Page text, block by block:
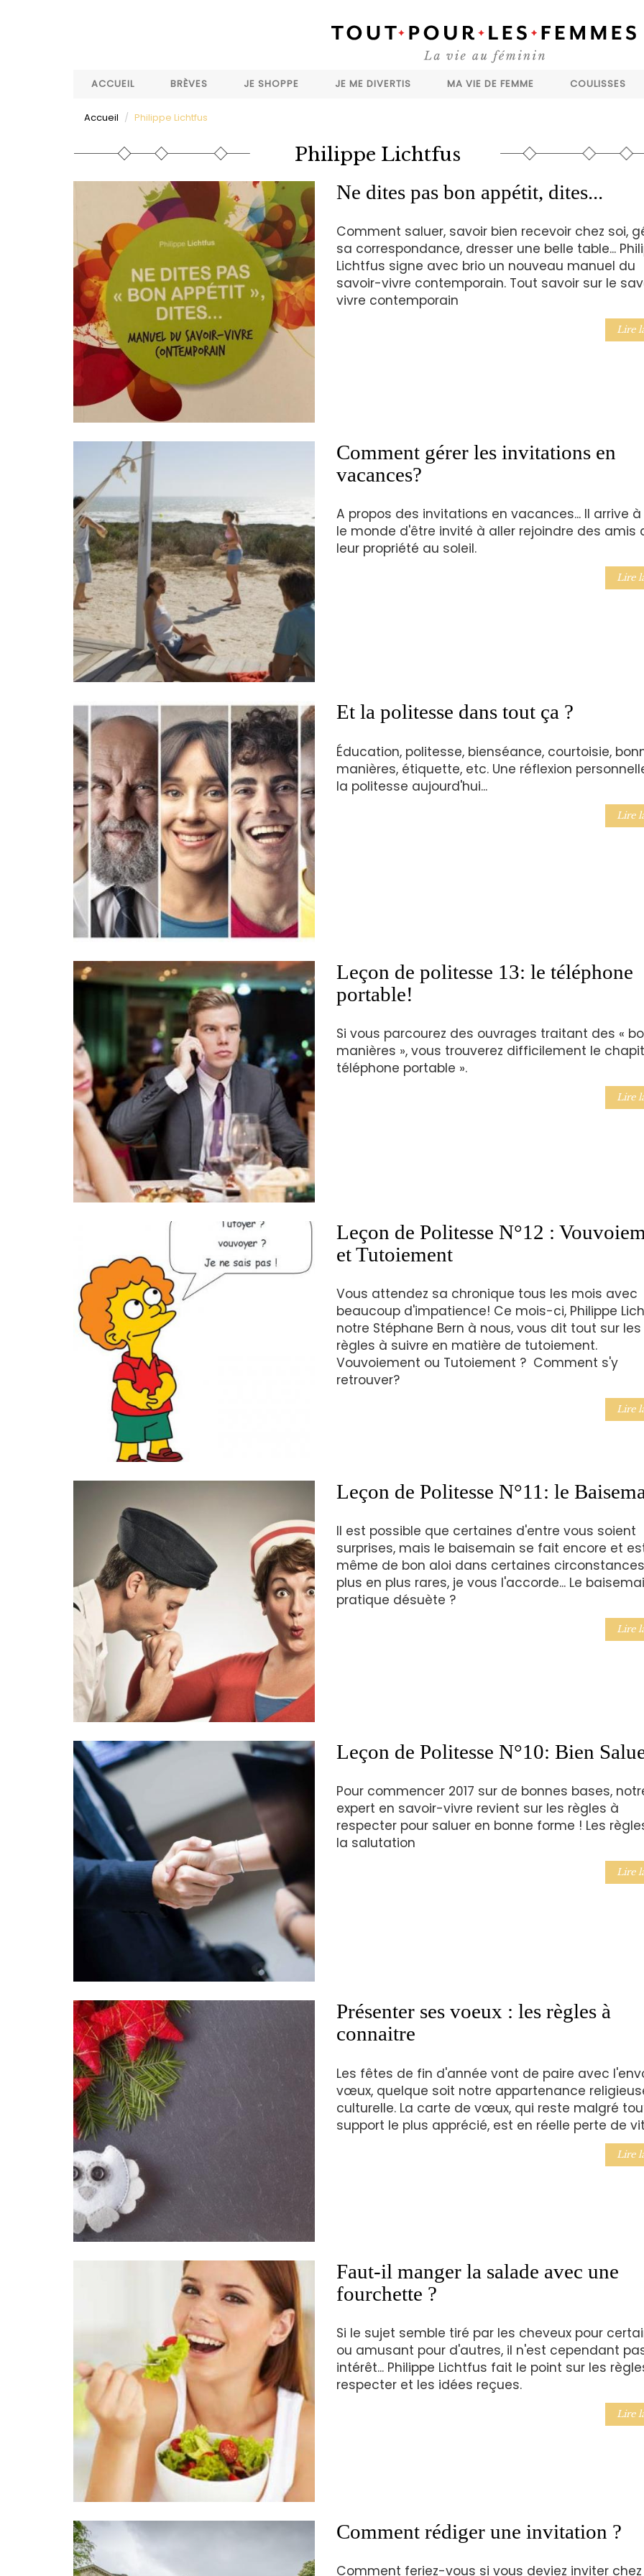
ACCUEIL
BRÈVES JE SHOPPE JE ME DIVERTIS MA VIE DE FEMME COULISSES
Accueil Philippe Lichtfus
Philippe Lichtfus
Ne dites pas bon appétit, dites...
Comment saluer, savoir bien recevoir chez soi,
sa correspondance, dresser une belle table...
Lichtfus signe avec brio un nouveau manuel du
savoir-vivre contemporain. Tout savoir sur le
vivre contemporain
Lire
Comment gérer les invitations en
vacances?
A propos des invitations en vacances... Il arrive
le monde d'être invité à aller rejoindre des amis
leur propriété au soleil.
Lire
Et la politesse dans tout ça ?
Éducation, politesse, bienséance, courtoisie,
manières, étiquette, etc. Une réflexion
la politesse aujourd'hui...
Lire
Leçon de politesse 13: le téléphone
portable!
Si vous parcourez des ouvrages traitant des «
manières », vous trouverez difficilement le
téléphone portable ».
Lire
Leçon de Politesse N°12 :
et Tutoiement
Vous attendez sa chronique tous les mois avec
beaucoup d'impatience! Ce mois-ci, Philippe
notre Stéphane Bern à nous, vous dit tout sur les
règles à suivre en matière de tutoiement.
Vouvoiement ou Tutoiement ? Comment s'y
retrouver?
Lire
Leçon de Politesse N°11: le
Il est possible que certaines d'entre vous soient
surprises, mais le baisemain se fait encore et
même de bon aloi dans certaines
plus en plus rares, je vous l'accorde... Le
pratique désuète ?
Lire
Leçon de Politesse N°10: Bien
Pour commencer 2017 sur de bonnes bases,
expert en savoir-vivre revient sur les règles à
respecter pour saluer en bonne forme ! Les
la salutation
Lire
Présenter ses voeux : les règles à
connaitre
Les fêtes de fin d'année vont de paire avec
vœux, quelque soit notre appartenance
culturelle. La carte de vœux, qui reste malgré
support le plus apprécié, est en réelle perte de
Lire
Faut-il manger la salade avec une
fourchette ?
Si le sujet semble tiré par les cheveux pour
ou amusant pour d'autres, il n'est cependant
intérêt... Philippe Lichtfus fait le point sur les
respecter et les idées reçues.
Lire
Comment rédiger une invitation ?
Comment feriez-vous si vous deviez inviter chez